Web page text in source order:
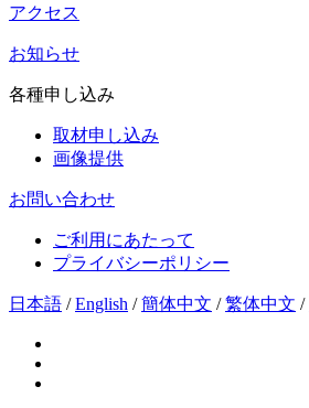
アクセス
お知らせ
各種申し込み
取材申し込み
画像提供
お問い合わせ
ご利用にあたって
プライバシーポリシー
日本語 /English /簡体中文 /繁体中文 /